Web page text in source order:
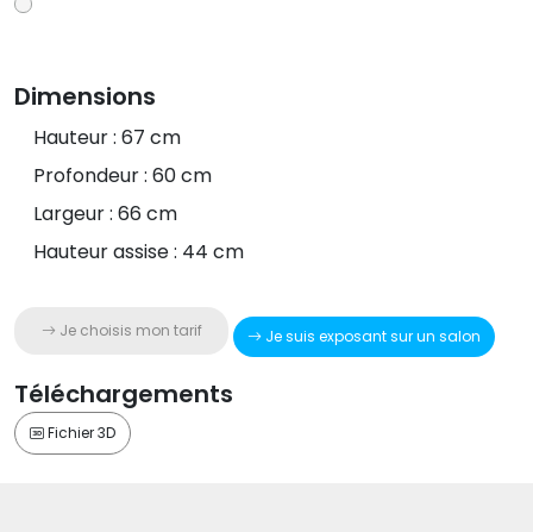
Dimensions
Hauteur : 67 cm
Profondeur : 60 cm
Largeur : 66 cm
Hauteur assise : 44 cm
Je choisis mon tarif Je suis exposant sur un salon
Téléchargements
Fichier 3D